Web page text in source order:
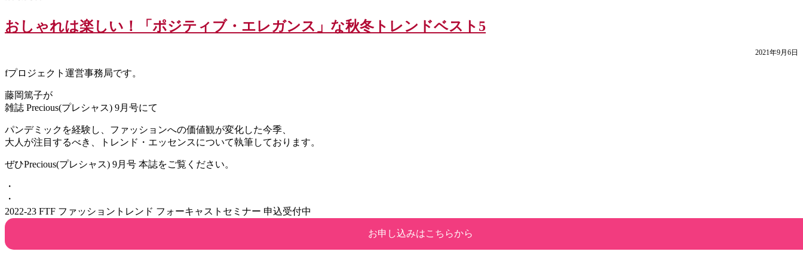
おしゃれは楽しい！「ポジティブ・エレガンス」な秋冬トレンドベスト5
2021年9月6日
fプロジェクト運営事務局です。
藤岡篤子が
雑誌 Precious(プレシャス) 9月号にて
パンデミックを経験し、ファッションへの価値観が変化した今季、
大人が注目するべき、トレンド・エッセンスについて執筆しております。
ぜひPrecious(プレシャス) 9月号 本誌をご覧ください。
・
・
2022-23 FTF ファッショントレンド フォーキャストセミナー 申込受付中
お申し込みはこちらから